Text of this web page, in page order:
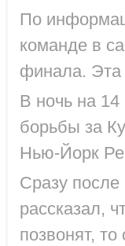
По
команде в
финала. Эта
В ночь на
борьбы за
Нью-Йорк
Сразу после
рассказал,
позвонят,